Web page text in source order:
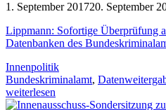
1. September 201720. September
Lippmann: Sofortige Überprüfung
Datenbanken des
Innenpolitik
Bundeskriminalamt,
weiterlesen